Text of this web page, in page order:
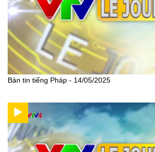
Bản tin tiếng Pháp - 14/05/2025